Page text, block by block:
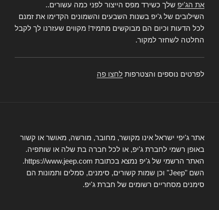
את הג'יפ שלך כשירד מפס הייצור לפני כמה עשורים..
השילובים של ג'יפ בשנות השבעים והשמונים הקדימו את זמנם
לכל הדעות וכיום הם מבוקשים מתמיד! מקווים שעזרנו לך לקבל
החלטה לשחזר למקור.
לפרטים נוספים והצטרפות לחצו פה
אתר ג'יפי ישראל אינו מקושר, מחובר, מורשה, מאושר או קשור
באופן רשמי לחברת ג'יפ, או לכל חברה בת שלה או שותפיה.
האתר הרשמי של ג'יפ נמצא בכתובת https://www.jeep.com.
השם "Jeep" וכן שמות קשורים, סימנים, סמלים ותמונות הם
סימנים מסחריים רשומים של חברת ג'יפ.